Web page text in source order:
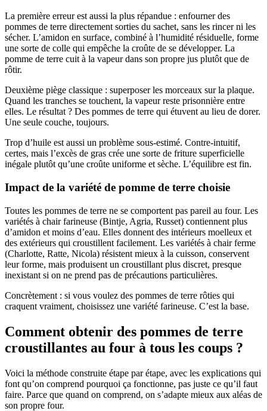
La première erreur est aussi la plus répandue : enfourner des
pommes de terre directement sorties du sachet, sans les rincer ni les
sécher. L’amidon en surface, combiné à l’humidité résiduelle, forme
une sorte de colle qui empêche la croûte de se développer. La
pomme de terre cuit à la vapeur dans son propre jus plutôt que de
rôtir.
Deuxième piège classique : superposer les morceaux sur la plaque.
Quand les tranches se touchent, la vapeur reste prisonnière entre
elles. Le résultat ? Des pommes de terre qui étuvent au lieu de dorer.
Une seule couche, toujours.
Trop d’huile est aussi un problème sous-estimé. Contre-intuitif,
certes, mais l’excès de gras crée une sorte de friture superficielle
inégale plutôt qu’une croûte uniforme et sèche. L’équilibre est fin.
Impact de la variété de pomme de terre choisie
Toutes les pommes de terre ne se comportent pas pareil au four. Les
variétés à chair farineuse (Bintje, Agria, Russet) contiennent plus
d’amidon et moins d’eau. Elles donnent des intérieurs moelleux et
des extérieurs qui croustillent facilement. Les variétés à chair ferme
(Charlotte, Ratte, Nicola) résistent mieux à la cuisson, conservent
leur forme, mais produisent un croustillant plus discret, presque
inexistant si on ne prend pas de précautions particulières.
Concrètement : si vous voulez des pommes de terre rôties qui
craquent vraiment, choisissez une variété farineuse. C’est la base.
Comment obtenir des pommes de terre
croustillantes au four à tous les coups ?
Voici la méthode construite étape par étape, avec les explications qui
font qu’on comprend pourquoi ça fonctionne, pas juste ce qu’il faut
faire. Parce que quand on comprend, on s’adapte mieux aux aléas de
son propre four.